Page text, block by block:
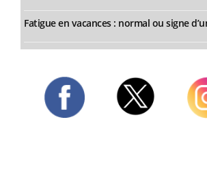
Fatigue en vacances : normal ou signe